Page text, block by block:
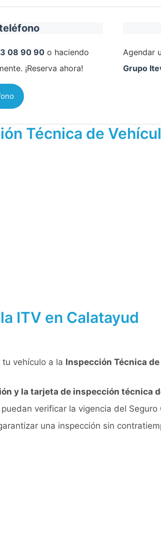
08 90 90 o haciendo
¡Reserva ahora!
Agendar
Grupo
Técnica de
ITV en Calatayud
vehículo a la Inspección Técnica
y la tarjeta de inspección técnica
verificar la vigencia del
una inspección sin